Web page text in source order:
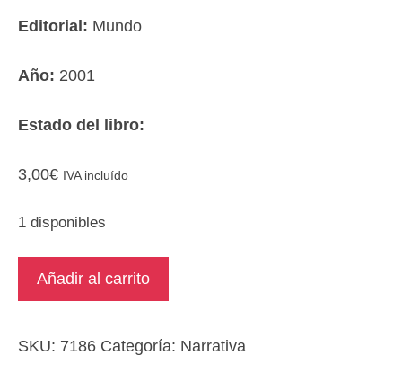
Editorial: Mundo
Año: 2001
Estado del libro:
3,00€ IVA incluído
1 disponibles
cantidad
Añadir al carrito
SKU: 7186 Categoría: Narrativa